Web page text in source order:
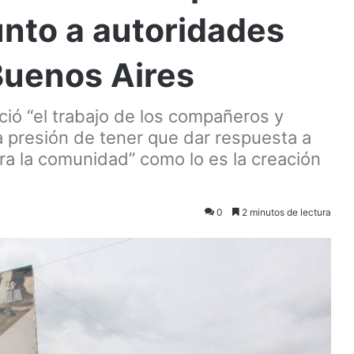
a autoridades
Aires
“el trabajo de los compañeros y
de tener que dar respuesta a
la comunidad” como lo es la creación
0 2 minutos de lectura